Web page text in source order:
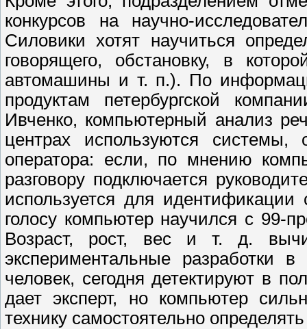
конкурсов на научно-
Силовики хотят научиться
говорящего, обстановку, в
автомашины и т. п.). По
продуктам петербургской
Ивченко, компьютерный анализ
центрах используются системы,
оператора: если, по мнению
разговору подключается
используется для идентификации
голосу компьютер научился с 99-
Возраст, рост, вес и т. д.
экспериментальные разработки
человек, сегодня детектируют в
дает эксперт, но компьютер
технику самостоятельно